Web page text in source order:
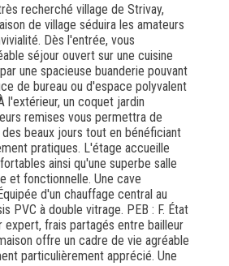
recherché village de Strivay,
de village séduira les amateurs
Dès l'entrée, vous
séjour ouvert sur une cuisine
une spacieuse buanderie pouvant
de bureau ou d'espace polyvalent
l'extérieur, un coquet jardin
remises vous permettra de
beaux jours tout en bénéficiant
pratiques. L'étage accueille
ainsi qu'une superbe salle
et fonctionnelle. Une cave
d'un chauffage central au
PVC à double vitrage. PEB : F. État
expert, frais partagés entre bailleur
offre un cadre de vie agréable
particulièrement apprécié. Une